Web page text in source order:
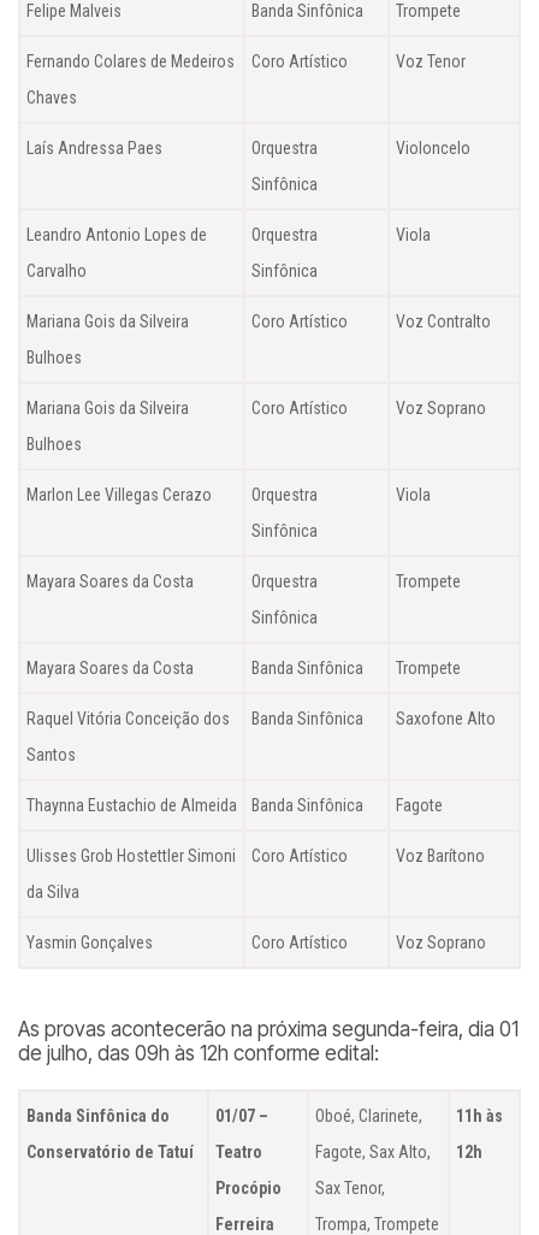
Felipe Malveis Banda Sinfônica Trompete
Fernando Colares de Medeiros
Chaves
Coro Artístico Voz Tenor
Laís Andressa Paes
Orquestra
Sinfônica
Violoncelo
Leandro Antonio Lopes de
Carvalho
Orquestra
Sinfônica
Viola
Mariana Gois da Silveira
Bulhoes
Coro Artístico Voz Contralto
Mariana Gois da Silveira
Bulhoes
Coro Artístico Voz Soprano
Marlon Lee Villegas Cerazo
Orquestra
Sinfônica
Viola
Mayara Soares da Costa
Orquestra
Sinfônica
Trompete
Mayara Soares da Costa Banda Sinfônica Trompete
Raquel Vitória Conceição dos
Santos
Banda Sinfônica Saxofone Alto
Thaynna Eustachio de Almeida Banda Sinfônica Fagote
Ulisses Grob Hostettler Simoni
da Silva
Coro Artístico Voz Barítono
Yasmin Gonçalves Coro Artístico Voz Soprano
As provas acontecerão na próxima segunda-feira, dia 01
de julho, das 09h às 12h conforme edital:
Banda Sinfônica do
Conservatório de Tatuí
01/07 –
Teatro
Procópio
Ferreira
Oboé, Clarinete,
Fagote, Sax Alto,
Sax Tenor,
Trompa, Trompete
11h às
12h